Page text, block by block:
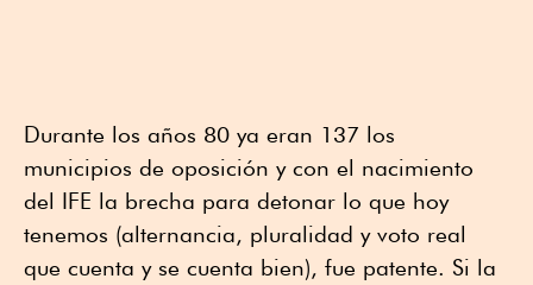
Durante los años 80 ya eran 137 los
municipios de oposición y con el nacimiento
del IFE la brecha para detonar lo que hoy
tenemos (alternancia, pluralidad y voto real
que cuenta y se cuenta bien), fue patente. Si la